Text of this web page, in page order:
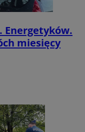
Energetyków.
miesięcy